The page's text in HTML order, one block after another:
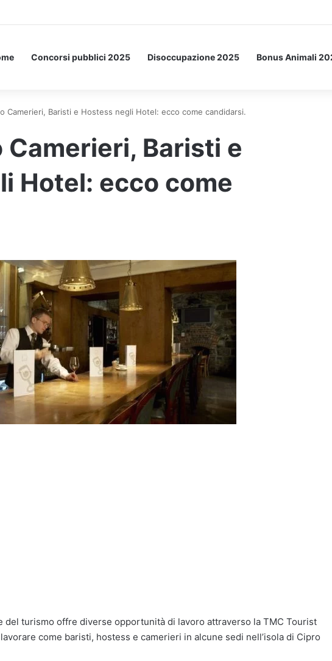
per Stare a Letto: ecco l’esperimento spaziale.
Concorsi pubblici 2025 Disoccupazione 2025 Bonus Animali
Camerieri, Baristi e Hostess negli Hotel: ecco come candidarsi.
Camerieri, Baristi e
Hotel: ecco come
del turismo offre diverse opportunità di lavoro attraverso la TMC Tourist
come baristi, hostess e camerieri in alcune sedi nell’isola di Cipro